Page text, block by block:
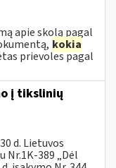
apie skolą pagal
kokia
prievoles pagal
į tikslinių
d. Lietuvos
389 „Dėl